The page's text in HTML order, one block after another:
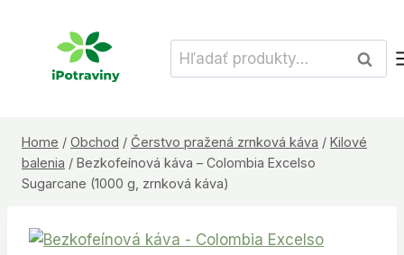
Hľadať:
Home / Obchod / Čerstvo pražená zrnková káva / Kilové
balenia / Bezkofeínová káva – Colombia Excelso
Sugarcane (1000 g, zrnková káva)